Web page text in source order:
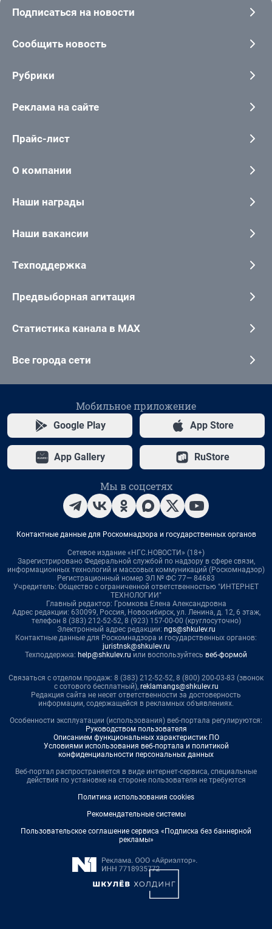
Подписаться на новости
Сообщить новость
Рубрики
Реклама на сайте
Прайс-лист
О компании
Наши награды
Наши вакансии
Техподдержка
Предвыборная агитация
Статистика канала в MAX
Все города сети
Мобильное приложение
Google Play App Store
App Gallery RuStore
Мы в соцсетях
Контактные данные для Роскомнадзора и государственных органов
Сетевое издание «НГС.НОВОСТИ» (18+)
Зарегистрировано Федеральной службой по надзору в сфере связи,
информационных технологий и массовых коммуникаций (Роскомнадзор)
Регистрационный номер ЭЛ № ФС 77— 84683
Учредитель: Общество с ограниченной ответственностью "ИНТЕРНЕТ
ТЕХНОЛОГИИ"
Главный редактор: Громкова Елена Александровна
Адрес редакции: 630099, Россия, Новосибирск, ул. Ленина, д. 12, 6 этаж,
телефон 8 (383) 212-52-52, 8 (923) 157-00-00 (круглосуточно)
Электронный адрес редакции: ngs@shkulev.ru
Контактные данные для Роскомнадзора и государственных органов:
juristnsk@shkulev.ru
Техподдержка: help@shkulev.ru или воспользуйтесь веб-формой
Связаться с отделом продаж: 8 (383) 212-52-52, 8 (800) 200-03-83 (звонок
с сотового бесплатный), reklamangs@shkulev.ru
Редакция сайта не несет ответственности за достоверность
информации, содержащейся в рекламных объявлениях.
Особенности эксплуатации (использования) веб-портала регулируются:
Руководством пользователя
Описанием функциональных характеристик ПО
Условиями использования веб-портала и политикой
конфиденциальности персональных данных
Веб-портал распространяется в виде интернет-сервиса, специальные
действия по установке на стороне пользователя не требуются
Политика использования cookies
Рекомендательные системы
Пользовательское соглашение сервиса «Подписка без баннерной
рекламы»